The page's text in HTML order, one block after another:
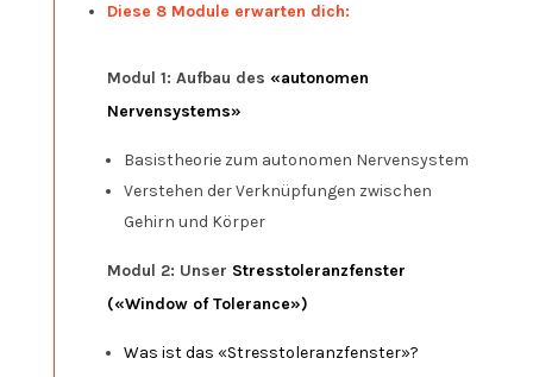
Diese 8 Module erwarten dich:
Modul 1: Aufbau des «autonomen
Nervensystems»
Basistheorie zum autonomen Nervensystem
Verstehen der Verknüpfungen zwischen
Gehirn und Körper
Modul 2: Unser Stresstoleranzfenster
(«Window of Tolerance»)
Was ist das «Stresstoleranzfenster»?